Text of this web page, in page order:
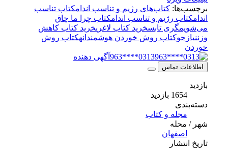
برچسب‌ها:کتاب‌های رژیم و تناسب اندامکتاب‌ تناسب
کتاب‌ رژیم و تناسب اندامکتاب چرا ما چاق
می‌شویمگری تابسخرید کتاب لاغری خرید کتاب کاهش
نیازجوکتاب روش خوردن هوشمندانهکتاب روش
خوردن
0313****963
آگهی دهنده
اطلاعات تماس
دسته‌بندی
مجله و کتاب
شهر / محله
اصفهان
تاریخ انتشار